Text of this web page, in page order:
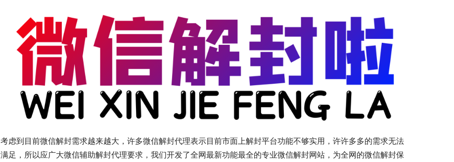
考虑到目前微信解封需求越来越大，许多微信解封代理表示目前市面上解封平台功能不够实用，许许多多的需求无法
满足，所以应广大微信辅助解封代理要求，我们开发了全网最新功能最全的专业微信解封网站，为全网的微信解封保